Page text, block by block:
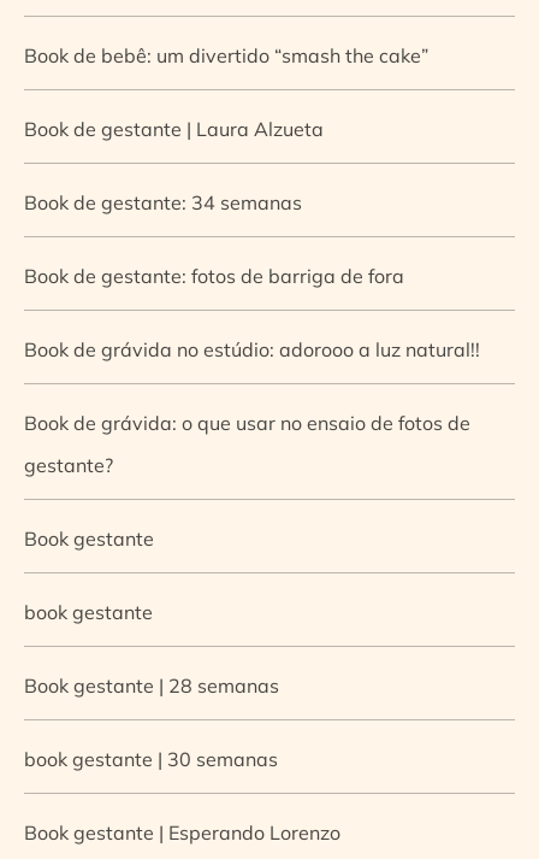
Book de bebê: um divertido “smash the cake”
Book de gestante | Laura Alzueta
Book de gestante: 34 semanas
Book de gestante: fotos de barriga de fora
Book de grávida no estúdio: adorooo a luz natural!!
Book de grávida: o que usar no ensaio de fotos de
gestante?
Book gestante
book gestante
Book gestante | 28 semanas
book gestante | 30 semanas
Book gestante | Esperando Lorenzo